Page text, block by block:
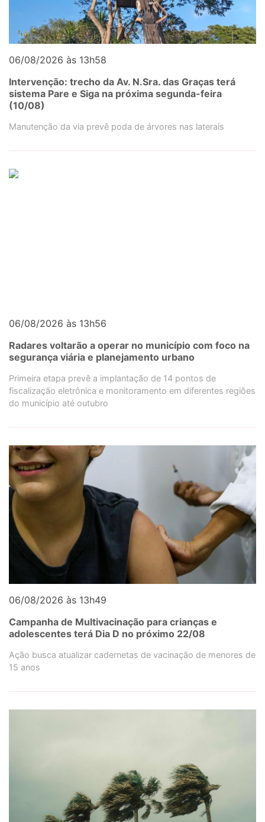
06/08/2026 às 13h58
Intervenção: trecho da Av. N.Sra. das Graças terá
sistema Pare e Siga na próxima segunda-feira
(10/08)
Manutenção da via prevê poda de árvores nas laterais
06/08/2026 às 13h56
Radares voltarão a operar no município com foco na
segurança viária e planejamento urbano
Primeira etapa prevê a implantação de 14 pontos de
fiscalização eletrônica e monitoramento em diferentes regiões
do município até outubro
06/08/2026 às 13h49
Campanha de Multivacinação para crianças e
adolescentes terá Dia D no próximo 22/08
Ação busca atualizar cadernetas de vacinação de menores de
15 anos